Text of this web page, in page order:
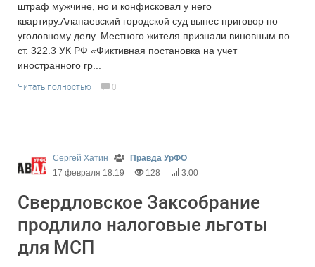
штраф мужчине, но и конфисковал у него
квартиру.Алапаевский городской суд вынес приговор по
уголовному делу. Местного жителя признали виновным по
ст. 322.3 УК РФ «Фиктивная постановка на учет
иностранного гр...
Читать полностью 0
Сергей Хатин
Правда УрФО
17 февраля 18:19
128 3.00
Свердловское Заксобрание
продлило налоговые льготы
для МСП